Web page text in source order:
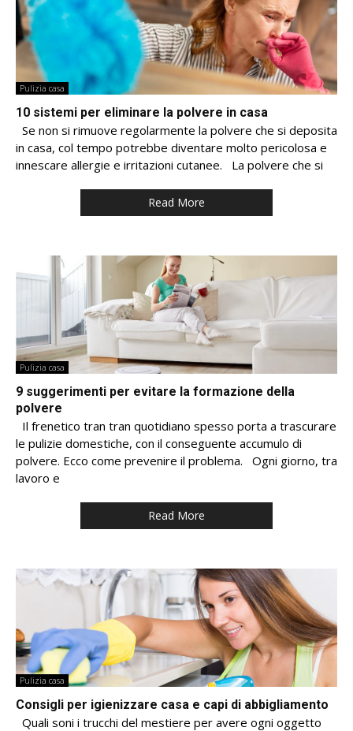
Pulizia casa
10 sistemi per eliminare la polvere in casa
Se non si rimuove regolarmente la polvere che si deposita
in casa, col tempo potrebbe diventare molto pericolosa e
innescare allergie e irritazioni cutanee. La polvere che si
Read More
Pulizia casa
9 suggerimenti per evitare la formazione della
polvere
Il frenetico tran tran quotidiano spesso porta a trascurare
le pulizie domestiche, con il conseguente accumulo di
polvere. Ecco come prevenire il problema. Ogni giorno, tra
lavoro e
Read More
Pulizia casa
Consigli per igienizzare casa e capi di abbigliamento
Quali soni i trucchi del mestiere per avere ogni oggetto